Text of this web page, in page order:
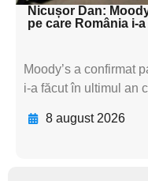
Nicușor Dan:
pe care România i-
Moody’s a confirmat
i-a făcut în ultimul an
8 august 2026